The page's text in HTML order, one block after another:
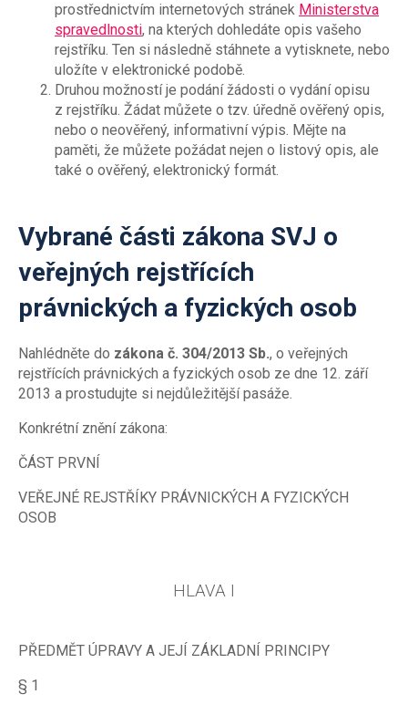
prostřednictvím internetových stránek Ministerstva
spravedlnosti, na kterých dohledáte opis vašeho
rejstříku. Ten si následně stáhnete a vytisknete, nebo
uložíte v elektronické podobě.
Druhou možností je podání žádosti o vydání opisu
z rejstříku. Žádat můžete o tzv. úředně ověřený opis,
nebo o neověřený, informativní výpis. Mějte na
paměti, že můžete požádat nejen o listový opis, ale
také o ověřený, elektronický formát.
Vybrané části zákona SVJ o
veřejných rejstřících
právnických a fyzických osob
Nahlédněte do zákona č. 304/2013 Sb., o veřejných
rejstřících právnických a fyzických osob ze dne 12. září
2013 a prostudujte si nejdůležitější pasáže.
Konkrétní znění zákona:
ČÁST PRVNÍ
VEŘEJNÉ REJSTŘÍKY PRÁVNICKÝCH A FYZICKÝCH
OSOB
HLAVA I
PŘEDMĚT ÚPRAVY A JEJÍ ZÁKLADNÍ PRINCIPY
§ 1